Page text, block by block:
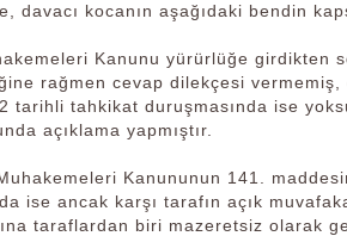
davacı kocanın aşağıdaki bendin
Kanunu yürürlüğe girdikten
rağmen cevap dilekçesi vermemiş,
tarihli tahkikat duruşmasında ise
açıklama yapmıştır.
Kanununun 141.
ise ancak karşı tarafın açık
taraflardan biri mazeretsiz olarak